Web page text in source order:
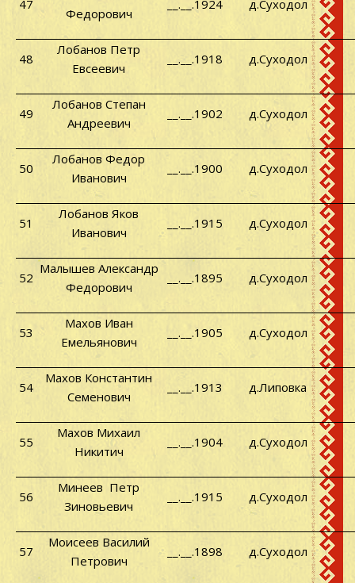
47
Федорович
__.__.1924 д.Суходол
48
Лобанов Петр
Евсеевич
__.__.1918 д.Суходол
49
Лобанов Степан
Андреевич
__.__.1902 д.Суходол
50
Лобанов Федор
Иванович
__.__.1900 д.Суходол
51
Лобанов Яков
Иванович
__.__.1915 д.Суходол
52
Малышев Александр
Федорович
__.__.1895 д.Суходол
53
Махов Иван
Емельянович
__.__.1905 д.Суходол
54
Махов Константин
Семенович
__.__.1913 д.Липовка
55
Махов Михаил
Никитич
__.__.1904 д.Суходол
56
Минеев Петр
Зиновьевич
__.__.1915 д.Суходол
57
Моисеев Василий
Петрович
__.__.1898 д.Суходол